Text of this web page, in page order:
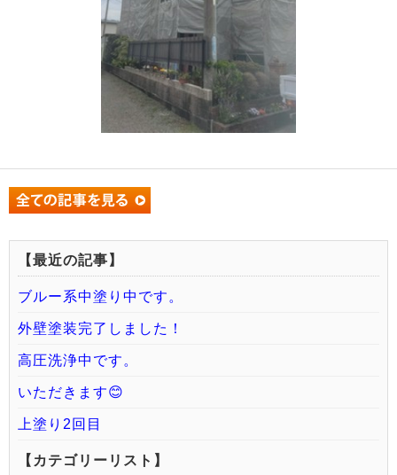
【最近の記事】
ブルー系中塗り中です。
外壁塗装完了しました！
高圧洗浄中です。
いただきます😊
上塗り2回目
【カテゴリーリスト】